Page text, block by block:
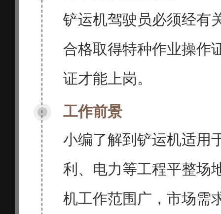
铲运机驾驶员必须经有
合格取得特种作业操作
证才能上岗。
工作前景
小编了解到铲运机适用
利、电力等工程平整场
机工作范围广，市场需